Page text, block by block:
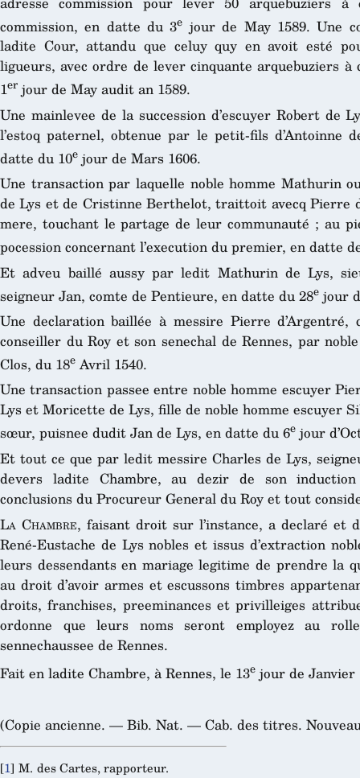
commission, en datte du 3e jour de May 1589. Une
ladite Cour, attandu que celuy quy en avoit esté
ligueurs, avec ordre de lever cinquante arquebuziers
1er jour de May audit an 1589.
Une mainlevee de la succession d’escuyer Robert de
l’estoq paternel, obtenue par le petit-fils d’Antoinne
datte du 10e jour de Mars 1606.
Une transaction par laquelle noble homme Mathurin
de Lys et de Cristinne Berthelot, traittoit avecq Pierre
mere, touchant le partage de leur communauté ; au
pocession concernant l’execution du premier, en datte
Et adveu baillé aussy par ledit Mathurin de Lys,
seigneur Jan, comte de Pentieure, en datte du 28e jour
Une declaration baillée à messire Pierre d’Argentré,
conseiller du Roy et son senechal de Rennes, par
Clos, du 18eAvril 1540.
Une transaction passee entre noble homme escuyer
Lys et Moricette de Lys, fille de noble homme escuyer
sœur, puisnee dudit Jan de Lys, en datte du 6e jour
Et tout ce que par ledit messire Charles de Lys,
devers ladite Chambre, au dezir de son
conclusions du Procureur General du Roy et tout
La Chambre, faisant droit sur l’instance, a declaré et
René-Eustache de Lys nobles et issus d’extraction
leurs dessendants en mariage legitime de prendre la
au droit d’avoir armes et escussons timbres
droits, franchises, preeminances et privilleiges
ordonne que leurs noms seront employez au
sennechaussee de Rennes.
Fait en ladite Chambre, à Rennes, le 13e jour de Janvier
(Copie ancienne. — Bib. Nat. — Cab. des titres.
[1] M. des Cartes, rapporteur.